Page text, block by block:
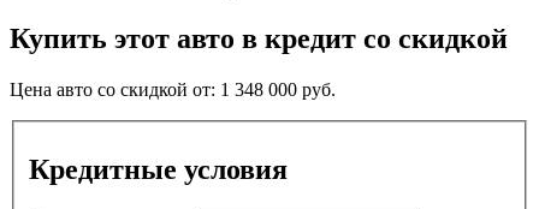
Купить этот авто в кредит со скидкой
Цена авто со скидкой от: 1 348 000 руб.
Кредитные условия